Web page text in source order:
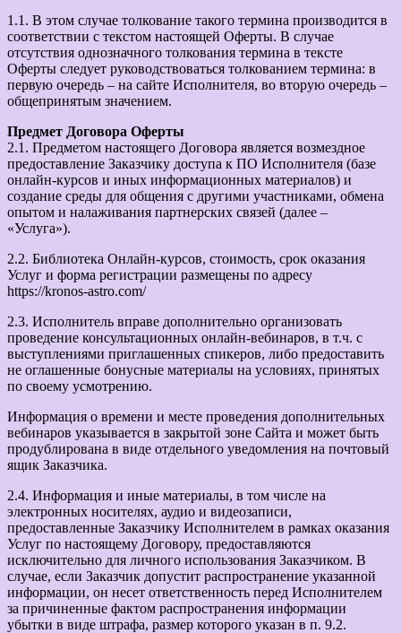
1.1. В этом случае толкование такого термина производится в
соответствии с текстом настоящей Оферты. В случае
отсутствия однозначного толкования термина в тексте
Оферты следует руководствоваться толкованием термина: в
первую очередь – на сайте Исполнителя, во вторую очередь –
общепринятым значением.
Предмет Договора Оферты
2.1. Предметом настоящего Договора является возмездное
предоставление Заказчику доступа к ПО Исполнителя (базе
онлайн-курсов и иных информационных материалов) и
создание среды для общения с другими участниками, обмена
опытом и налаживания партнерских связей (далее –
«Услуга»).
2.2. Библиотека Онлайн-курсов, стоимость, срок оказания
Услуг и форма регистрации размещены по адресу
https://kronos-astro.com/
2.3. Исполнитель вправе дополнительно организовать
проведение консультационных онлайн-вебинаров, в т.ч. с
выступлениями приглашенных спикеров, либо предоставить
не оглашенные бонусные материалы на условиях, принятых
по своему усмотрению.
Информация о времени и месте проведения дополнительных
вебинаров указывается в закрытой зоне Сайта и может быть
продублирована в виде отдельного уведомления на почтовый
ящик Заказчика.
2.4. Информация и иные материалы, в том числе на
электронных носителях, аудио и видеозаписи,
предоставленные Заказчику Исполнителем в рамках оказания
Услуг по настоящему Договору, предоставляются
исключительно для личного использования Заказчиком. В
случае, если Заказчик допустит распространение указанной
информации, он несет ответственность перед Исполнителем
за причиненные фактом распространения информации
убытки в виде штрафа, размер которого указан в п. 9.2.